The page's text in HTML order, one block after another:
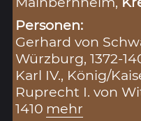
Personen:
Gerhard von
Würzburg, 1372-
Karl IV., König/
Ruprecht I. von
1410 mehr